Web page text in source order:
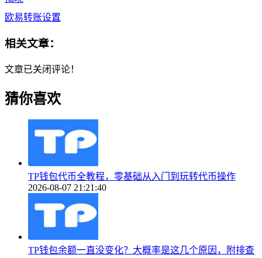
欧易转账设置
相关文章：
文章已关闭评论！
猜你喜欢
TP钱包代币全教程，零基础从入门到玩转代币操作
2026-08-07 21:21:40
TP钱包余额一直没变化？大概率是这几个原因，附排查